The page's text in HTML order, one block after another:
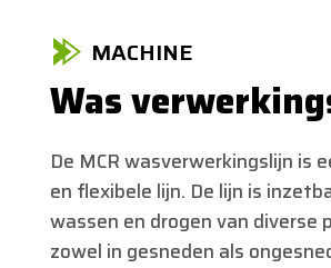
MACHINE
Was
De MCR wasverwerkingslijn is
en flexibele lijn. De lijn is
wassen en drogen van diverse
zowel in gesneden als